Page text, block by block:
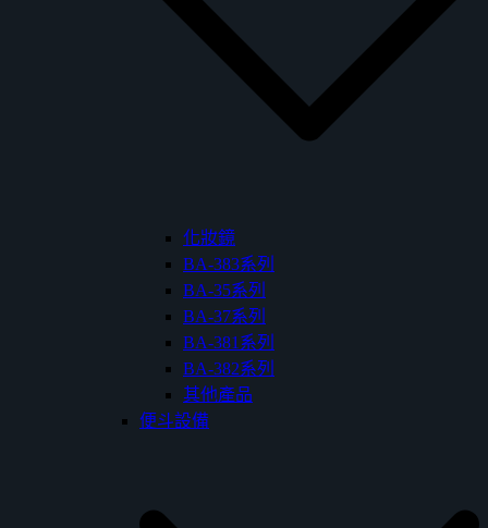
化妝鏡
BA-383系列
BA-35系列
BA-37系列
BA-381系列
BA-382系列
其他產品
便斗設備